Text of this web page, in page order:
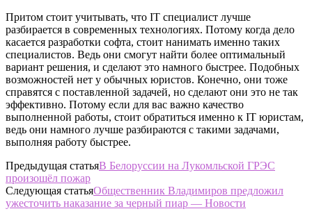
Притом стоит учитывать, что IT специалист лучше
разбирается в современных технологиях. Потому когда дело
касается разработки софта, стоит нанимать именно таких
специалистов. Ведь они смогут найти более оптимальный
вариант решения, и сделают это намного быстрее. Подобных
возможностей нет у обычных юристов. Конечно, они тоже
справятся с поставленной задачей, но сделают они это не так
эффективно. Потому если для вас важно качество
выполненной работы, стоит обратиться именно к IT юристам,
ведь они намного лучше разбираются с такими задачами,
выполняя работу быстрее.
Предыдущая статьяВ Белоруссии на Лукомльской ГРЭС
произошёл пожар
Следующая статьяОбщественник Владимиров предложил
ужесточить наказание за черный пиар — Новости